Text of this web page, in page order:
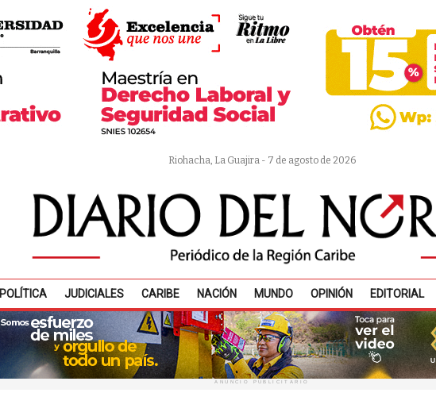
Riohacha, La Guajira - 7 de agosto de 2026
POLÍTICA JUDICIALES CARIBE NACIÓN MUNDO OPINIÓN EDITORIAL
ANUNCIO PUBLICITARIO